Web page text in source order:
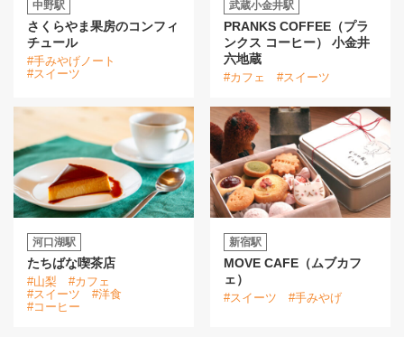
中野駅
さくらやま果房のコンフィ
チュール
#手みやげノート
#スイーツ
武蔵小金井駅
PRANKS COFFEE（プラ
ンクス コーヒー） 小金井
六地蔵
#カフェ #スイーツ
河口湖駅
たちばな喫茶店
#山梨
#カフェ
#スイーツ
#洋食
#コーヒー
新宿駅
MOVE CAFE（ムブカフ
ェ）
#スイーツ #手みやげ